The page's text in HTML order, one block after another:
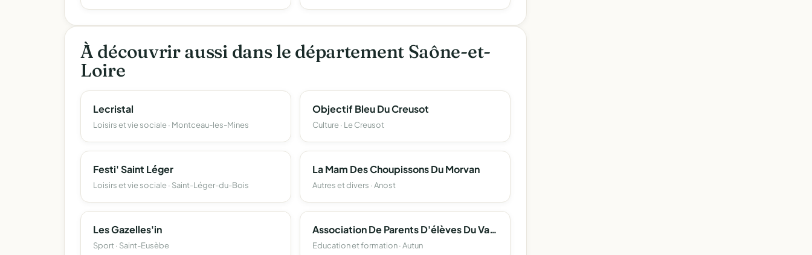
À découvrir aussi dans le département Saône-et-
Loire
Lecristal
Loisirs et vie sociale · Montceau-les-Mines
Objectif Bleu Du Creusot
Culture · Le Creusot
Festi' Saint Léger
Loisirs et vie sociale · Saint-Léger-du-Bois
La Mam Des Choupissons Du Morvan
Autres et divers · Anost
Les Gazelles'in
Sport · Saint-Eusèbe
Association De Parents D'élèves Du Vallon
Education et formation · Autun